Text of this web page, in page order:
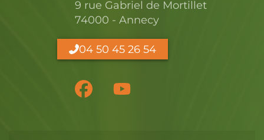
9 rue Gabriel de Mortillet
74000 - Annecy
04 50 45 26 54